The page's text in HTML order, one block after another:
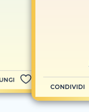
CONDIVIDI